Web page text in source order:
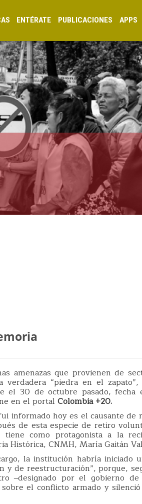
ENTÉRATE PUBLICACIONES APPS
amenazas que provienen de
“piedra en el
el 30 de octubre pasado,
en el portal Colombia +20.
informado hoy es el causante de
de esta especie de retiro
tiene como protagonista a la
Histórica, CNMH, María Gaitán
la institución habría iniciado
y de reestructuración”, porque,
‒designado por el gobierno de
el conflicto armado y